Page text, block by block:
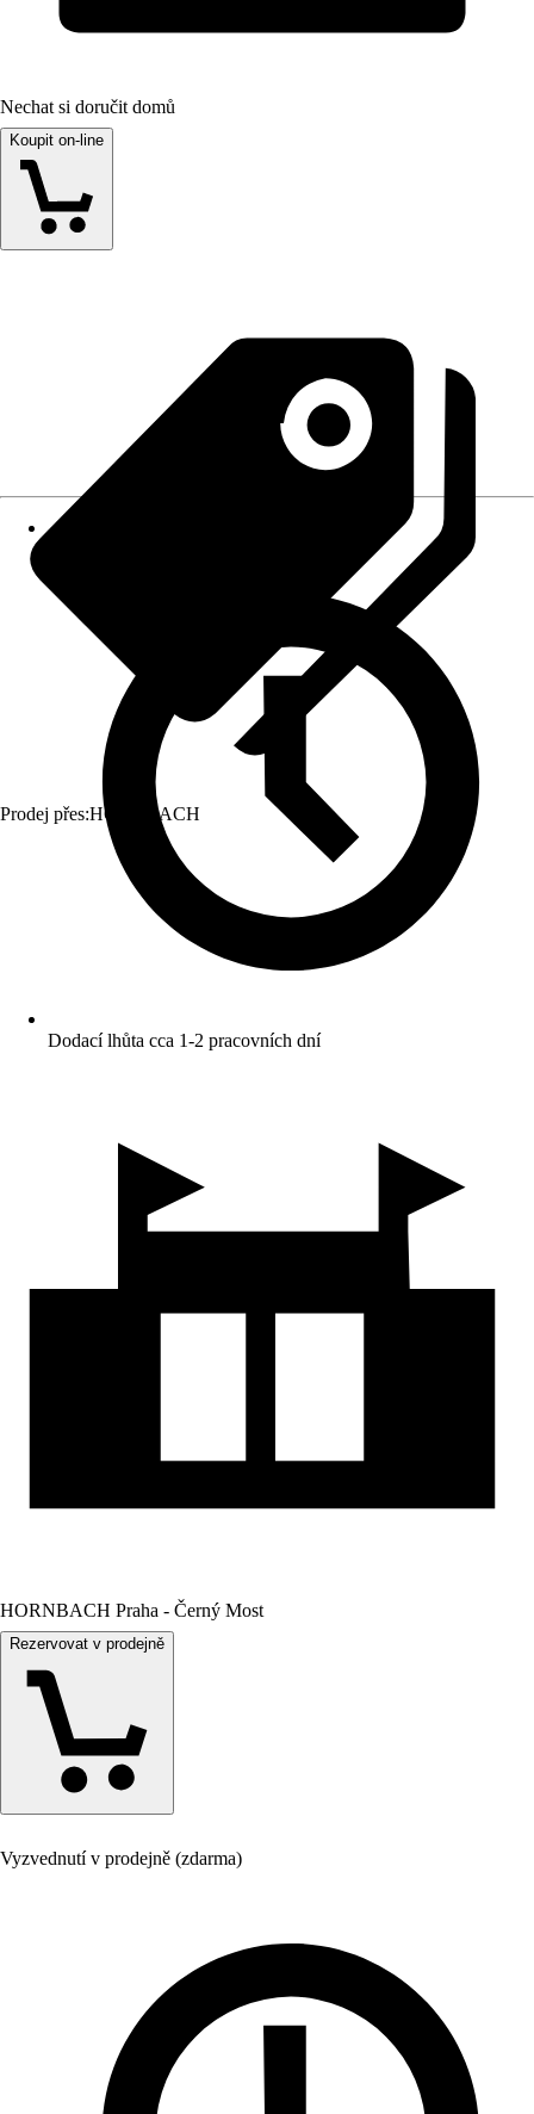
Nechat si doručit domů
Koupit on-line
Prodej přes:HORNBACH
Dodací lhůta cca 1-2 pracovních dní
HORNBACH Praha - Černý Most
Rezervovat v prodejně
Vyzvednutí v prodejně (zdarma)